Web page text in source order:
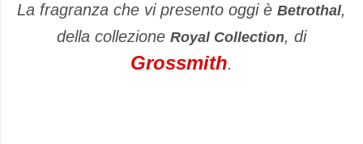
La fragranza che vi presento oggi è Betrothal,
della collezione Royal Collection, di
Grossmith.